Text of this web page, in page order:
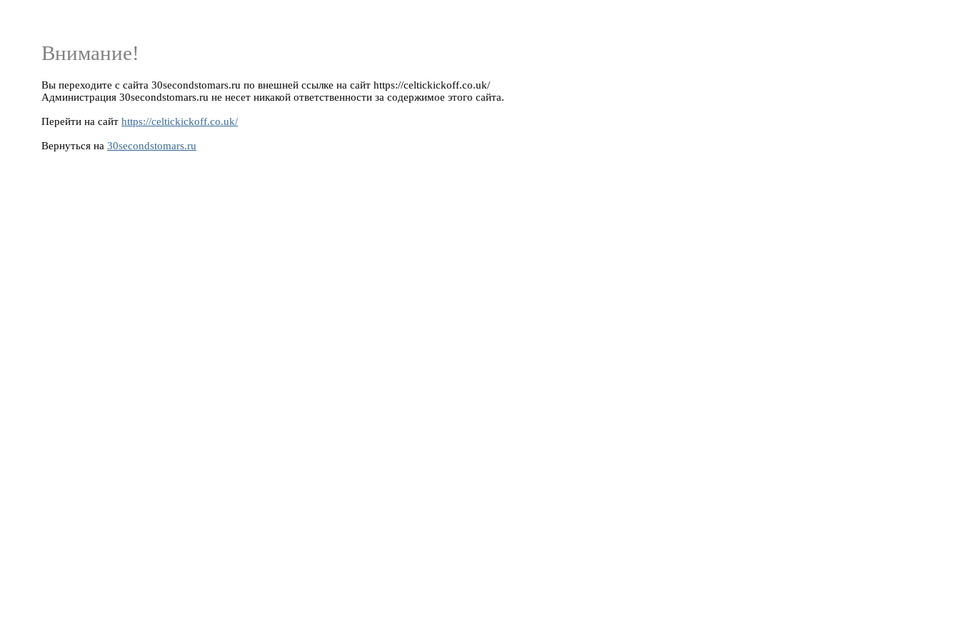
Внимание!
Вы переходите с сайта 30secondstomars.ru по внешней ссылке на сайт https://celtickickoff.co.uk/
Администрация 30secondstomars.ru не несет никакой ответственности за содержимое этого сайта.
Перейти на сайт https://celtickickoff.co.uk/
Вернуться на 30secondstomars.ru